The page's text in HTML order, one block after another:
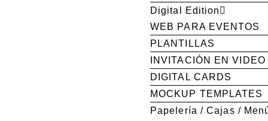
Digital Edition
WEB PARA EVENTOS
PLANTILLAS
INVITACIÓN EN VIDEO
DIGITAL CARDS
MOCKUP TEMPLATES
Papelería / Cajas /